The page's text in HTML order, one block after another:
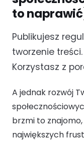
to
Publikujesz
tworzenie
Korzystasz z
A jednak rozwój
brzmi to
największych